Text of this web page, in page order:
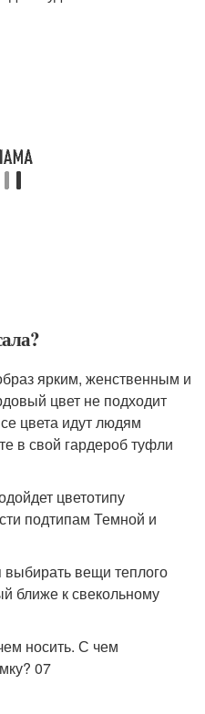
ярким, женственным и
цвет не подходит
цвета идут людям
в свой гардероб туфли
цветотипу
подтипам Темной и
вещи теплого
ближе к свекольному